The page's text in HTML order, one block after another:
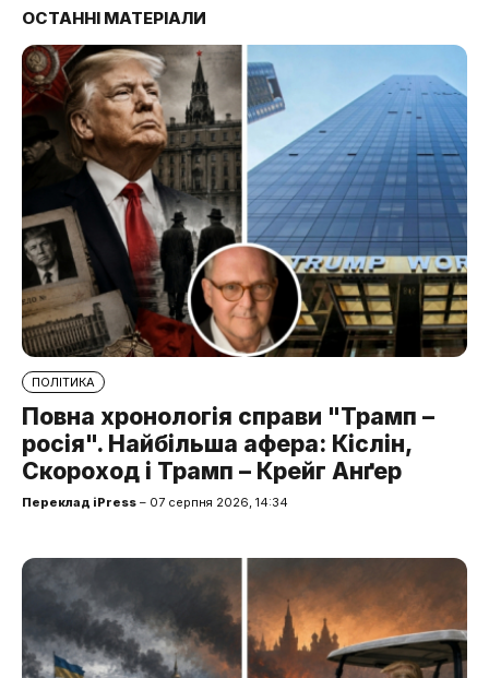
ОСТАННІ МАТЕРІАЛИ
ПОЛІТИКА
Повна хронологія справи "Трамп –
росія". Найбільша афера: Кіслін,
Скороход і Трамп – Крейг Анґер
Переклад iPress – 07 серпня 2026, 14:34